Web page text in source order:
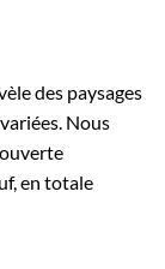
des paysages
Nous
en totale